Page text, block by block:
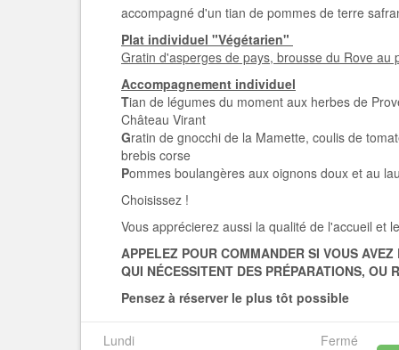
accompagné d'un tian de pommes de terre
Plat individuel "Végétarien"
Gratin d'asperges de pays, brousse du Rove au
Accompagnement individuel
Tian de légumes du moment aux herbes de
Château Virant
Gratin de gnocchi de la Mamette, coulis de
brebis corse
Pommes boulangères aux oignons doux et au
Choisissez !
Vous apprécierez aussi la qualité de l'accueil et
APPELEZ POUR COMMANDER SI VOUS
QUI NÉCESSITENT DES PRÉPARATIONS, OU
Pensez à réserver le plus tôt possible
Lundi
Fermé